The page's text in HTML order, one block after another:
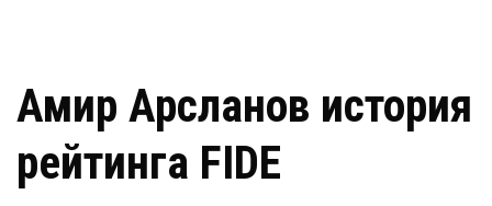
Амир Арсланов история
рейтинга FIDE